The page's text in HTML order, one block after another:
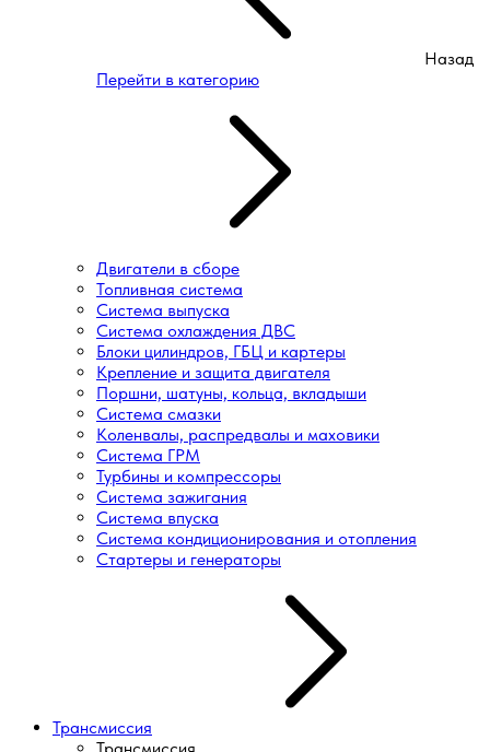
Назад
Перейти в категорию
Двигатели в сборе
Топливная система
Система выпуска
Система охлаждения ДВС
Блоки цилиндров, ГБЦ и картеры
Крепление и защита двигателя
Поршни, шатуны, кольца, вкладыши
Система смазки
Коленвалы, распредвалы и маховики
Система ГРМ
Турбины и компрессоры
Система зажигания
Система впуска
Система кондиционирования и отопления
Стартеры и генераторы
Трансмиссия